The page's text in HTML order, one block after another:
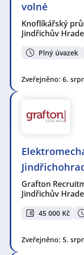
volné
Knoflíkářský
Jindřichův
Plný úvazek
Zveřejněno: 6.
Grafton
Jindřichův
45 000 Kč
Zveřejněno: 5.